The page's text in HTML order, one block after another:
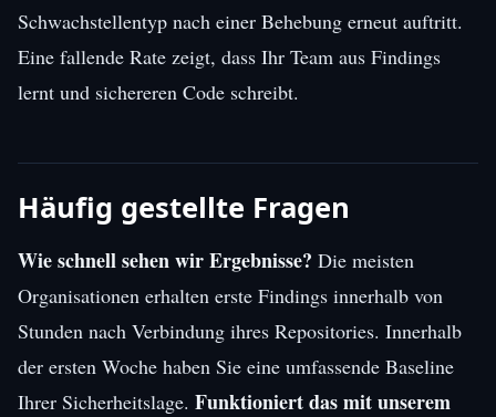
Schwachstellentyp nach einer Behebung erneut auftritt.
Eine fallende Rate zeigt, dass Ihr Team aus Findings
lernt und sichereren Code schreibt.
Häufig gestellte Fragen
Wie schnell sehen wir Ergebnisse? Die meisten
Organisationen erhalten erste Findings innerhalb von
Stunden nach Verbindung ihres Repositories. Innerhalb
der ersten Woche haben Sie eine umfassende Baseline
Ihrer Sicherheitslage. Funktioniert das mit unserem